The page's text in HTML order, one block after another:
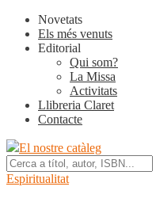
Novetats
Els més venuts
Editorial
Qui som?
La Missa
Activitats
Llibreria Claret
Contacte
El nostre catàleg
Espiritualitat